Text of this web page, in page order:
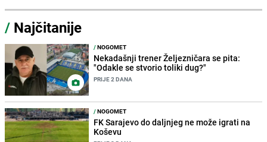
/ Najčitanije
/NOGOMET
Nekadašnji trener Željezničara se pita:
"Odakle se stvorio toliki dug?"
PRIJE 2 DANA
/NOGOMET
FK Sarajevo do daljnjeg ne može igrati na
Koševu